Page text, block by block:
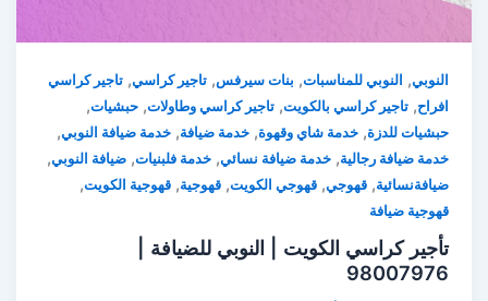
النوبي, النوبي للمناسبات, بنات سيرفس, تاجير كراسي, تاجير كراسي
افراح, تاجير كراسي بالكويت, تاجير كراسي وطاولات, حبشيات,
حبشيات للدزة, خدمة شاي وقهوة, خدمة ضيافة, خدمة ضيافة النوبي,
خدمة ضيافة رجالية, خدمة ضيافة نسائي, خدمة فلبنيات, ضيافة النوبي,
ضيافةنسائية, قهوجي, قهوجي الكويت, قهوجية, قهوجية الكويت,
قهوجية ضيافة
تأجير كراسي الكويت | النوبي للضيافة |
98007976